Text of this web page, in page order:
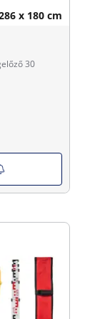
x 180 cm
30